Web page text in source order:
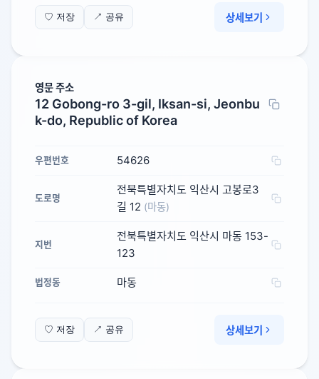
♡ 저장 ↗ 공유 상세보기
영문 주소
12 Gobong-ro 3-gil, Iksan-si, Jeonbu
k-do, Republic of Korea
우편번호 54626
도로명
전북특별자치도 익산시 고봉로3
길 12 (마동)
지번
전북특별자치도 익산시 마동 153-
123
법정동 마동
♡ 저장 ↗ 공유 상세보기